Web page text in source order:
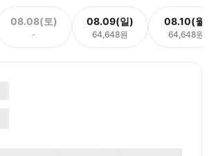
08.08(토)
-
08.09(일)
64,648원
08.10(월)
64,648원